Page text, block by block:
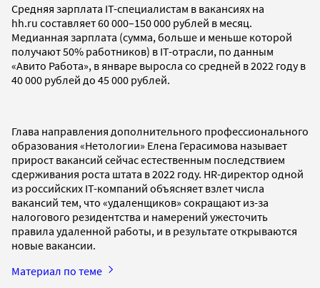
Средняя зарплата IT-специалистам в вакансиях на
hh.ru составляет 60 000–150 000 рублей в месяц.
Медианная зарплата (сумма, больше и меньше которой
получают 50% работников) в IT-отрасли, по данным
«Авито Работа», в январе выросла со средней в 2022 году в
40 000 рублей до 45 000 рублей.
Глава направления дополнительного профессионального
образования «Нетологии» Елена Герасимова называет
прирост вакансий сейчас естественным последствием
сдерживания роста штата в 2022 году. HR-директор одной
из российских IT-компаний объясняет взлет числа
вакансий тем, что «удаленщиков» сокращают из-за
налогового резидентства и намерений ужесточить
правила удаленной работы, и в результате открываются
новые вакансии.
Материал по теме